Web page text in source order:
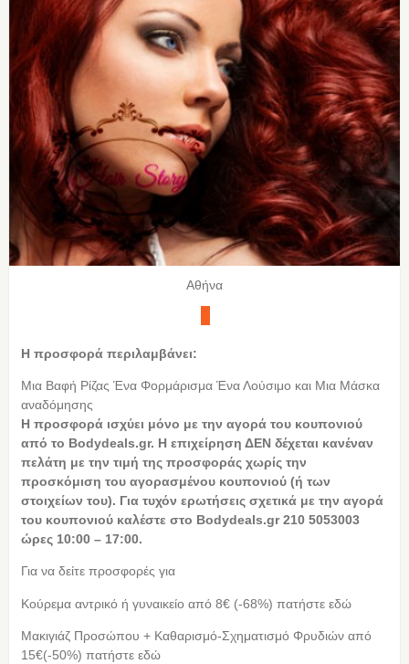
Αθήνα
Η προσφορά περιλαμβάνει:
Mια Βαφή Ρίζας Ένα Φορμάρισμα Ένα Λούσιμο και Μια Μάσκα
αναδόμησης
Η προσφορά ισχύει μόνο με την αγορά του κουπονιού
από το Bodydeals.gr. Η επιχείρηση ΔΕΝ δέχεται κανέναν
πελάτη με την τιμή της προσφοράς χωρίς την
προσκόμιση του αγορασμένου κουπονιού (ή των
στοιχείων του). Για τυχόν ερωτήσεις σχετικά με την αγορά
του κουπονιού καλέστε στο Bodydeals.gr 210 5053003
ώρες 10:00 – 17:00.
Για να δείτε προσφορές για
Κούρεμα αντρικό ή γυναικείο από 8€ (-68%) πατήστε εδώ
Μακιγιάζ Προσώπου + Καθαρισμό-Σχηματισμό Φρυδιών από
15€(-50%) πατήστε εδώ